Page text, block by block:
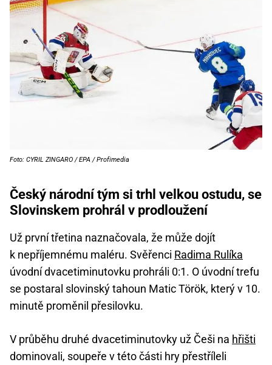
Foto: CYRIL ZINGARO / EPA / Profimedia
Český národní tým si trhl velkou ostudu, se
Slovinskem prohrál v prodloužení
Už první třetina naznačovala, že může dojít
k nepříjemnému maléru. Svěřenci Radima Rulíka
úvodní dvacetiminutovku prohráli 0:1. O úvodní trefu
se postaral slovinský tahoun Matic Török, který v 10.
minutě proměnil přesilovku.
V průběhu druhé dvacetiminutovky už Češi na hřišti
dominovali, soupeře v této části hry přestříleli